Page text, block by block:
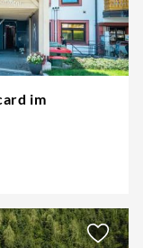
im